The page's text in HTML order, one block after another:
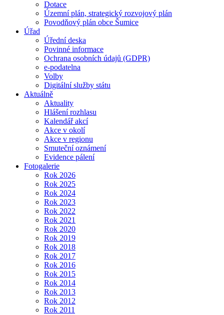
Dotace
Územní plán, strategický rozvojový plán
Povodňový plán obce Šumice
Úřad
Úřední deska
Povinné informace
Ochrana osobních údajů (GDPR)
e-podatelna
Volby
Digitální služby státu
Aktuálně
Aktuality
Hlášení rozhlasu
Kalendář akcí
Akce v okolí
Akce v regionu
Smuteční oznámení
Evidence pálení
Fotogalerie
Rok 2026
Rok 2025
Rok 2024
Rok 2023
Rok 2022
Rok 2021
Rok 2020
Rok 2019
Rok 2018
Rok 2017
Rok 2016
Rok 2015
Rok 2014
Rok 2013
Rok 2012
Rok 2011